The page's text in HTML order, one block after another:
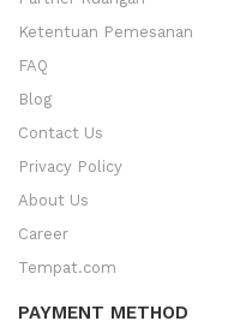
Ketentuan Pemesanan
FAQ
Blog
Contact Us
Privacy Policy
About Us
Career
Tempat.com
PAYMENT METHOD